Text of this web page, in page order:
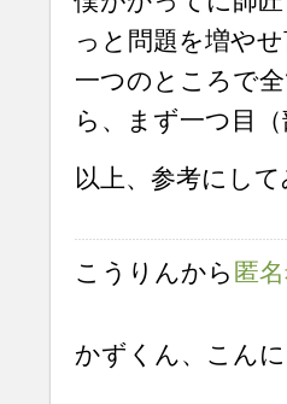
っと問題を増や
一つのところで
ら、まず一つ目
以上、参考にして
こうりんから 匿
かずくん、こんに